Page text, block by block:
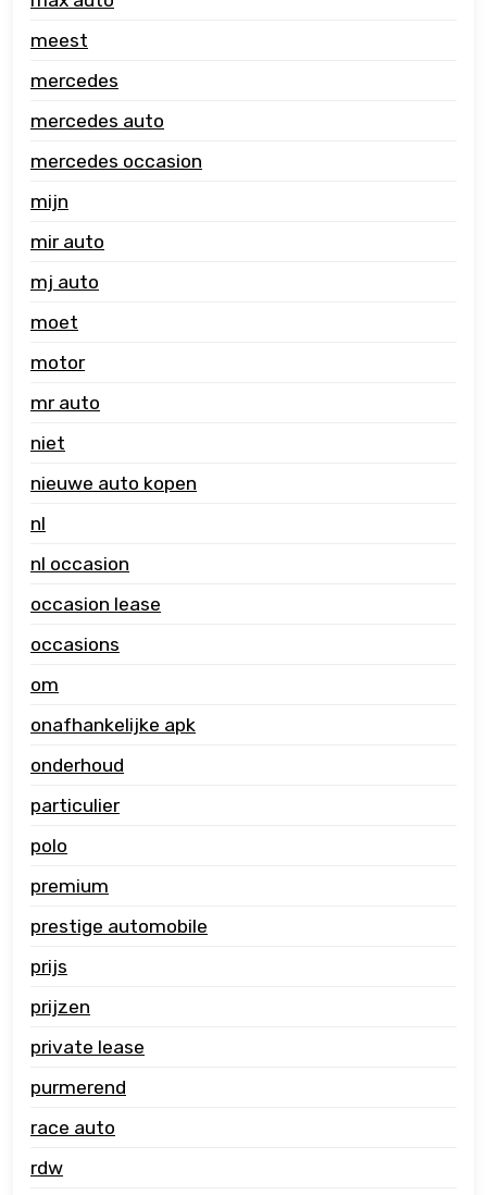
meest
mercedes
mercedes auto
mercedes occasion
mijn
mir auto
mj auto
moet
motor
mr auto
niet
nieuwe auto kopen
nl
nl occasion
occasion lease
occasions
om
onafhankelijke apk
onderhoud
particulier
polo
premium
prestige automobile
prijs
prijzen
private lease
purmerend
race auto
rdw